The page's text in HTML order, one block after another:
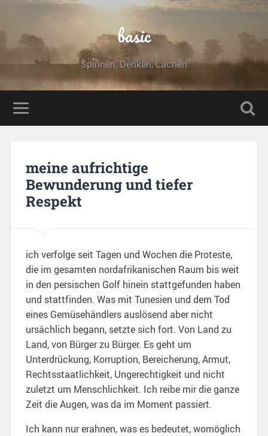
basic
Spinnen, Denken, Lachen
meine aufrichtige
Bewunderung und tiefer
Respekt
ich verfolge seit Tagen und Wochen die Proteste,
die im gesamten nordafrikanischen Raum bis weit
in den persischen Golf hinein stattgefunden haben
und stattfinden. Was mit Tunesien und dem Tod
eines Gemüsehändlers auslösend aber nicht
ursächlich begann, setzte sich fort. Von Land zu
Land, von Bürger zu Bürger. Es geht um
Unterdrückung, Korruption, Bereicherung, Armut,
Rechtsstaatlichkeit, Ungerechtigkeit und nicht
zuletzt um Menschlichkeit. Ich reibe mir die ganze
Zeit die Augen, was da im Moment passiert.
Ich kann nur erahnen, was es bedeutet, womöglich